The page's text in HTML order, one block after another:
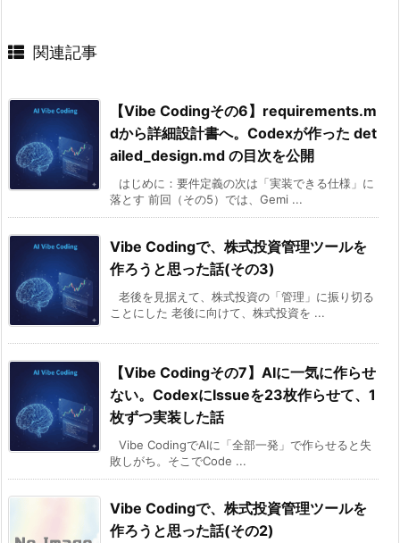
関連記事
【Vibe Codingその6】requirements.m
dから詳細設計書へ。Codexが作った det
ailed_design.md の目次を公開
はじめに：要件定義の次は「実装できる仕様」に
落とす 前回（その5）では、Gemi ...
Vibe Codingで、株式投資管理ツールを
作ろうと思った話(その3)
老後を見据えて、株式投資の「管理」に振り切る
ことにした 老後に向けて、株式投資を ...
【Vibe Codingその7】AIに一気に作らせ
ない。CodexにIssueを23枚作らせて、1
枚ずつ実装した話
Vibe CodingでAIに「全部一発」で作らせると失
敗しがち。そこでCode ...
Vibe Codingで、株式投資管理ツールを
作ろうと思った話(その2)